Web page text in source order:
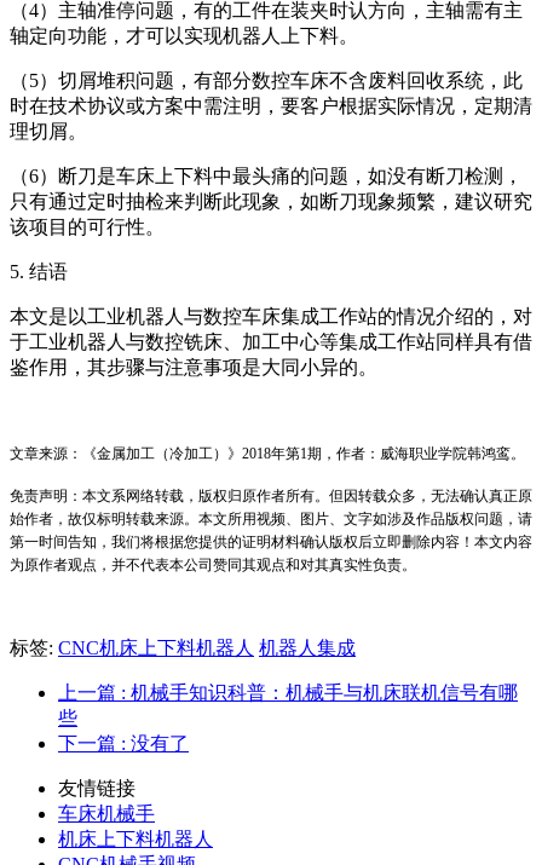
（4）主轴准停问题，有的工件在装夹时认方向，主轴需有主
轴定向功能，才可以实现机器人上下料。
（5）切屑堆积问题，有部分数控车床不含废料回收系统，此
时在技术协议或方案中需注明，要客户根据实际情况，定期清
理切屑。
（6）断刀是车床上下料中最头痛的问题，如没有断刀检测，
只有通过定时抽检来判断此现象，如断刀现象频繁，建议研究
该项目的可行性。
5. 结语
本文是以工业机器人与数控车床集成工作站的情况介绍的，对
于工业机器人与数控铣床、加工中心等集成工作站同样具有借
鉴作用，其步骤与注意事项是大同小异的。
文章来源：《金属加工（冷加工）》2018年第1期，作者：威海职业学院韩鸿鸾。
免责声明：本文系网络转载，版权归原作者所有。但因转载众多，无法确认真正原
始作者，故仅标明转载来源。本文所用视频、图片、文字如涉及作品版权问题，请
第一时间告知，我们将根据您提供的证明材料确认版权后立即删除内容！本文内容
为原作者观点，并不代表本公司赞同其观点和对其真实性负责。
标签: CNC机床上下料机器人 机器人集成
上一篇 : 机械手知识科普：机械手与机床联机信号有哪
些
下一篇 : 没有了
友情链接
车床机械手
机床上下料机器人